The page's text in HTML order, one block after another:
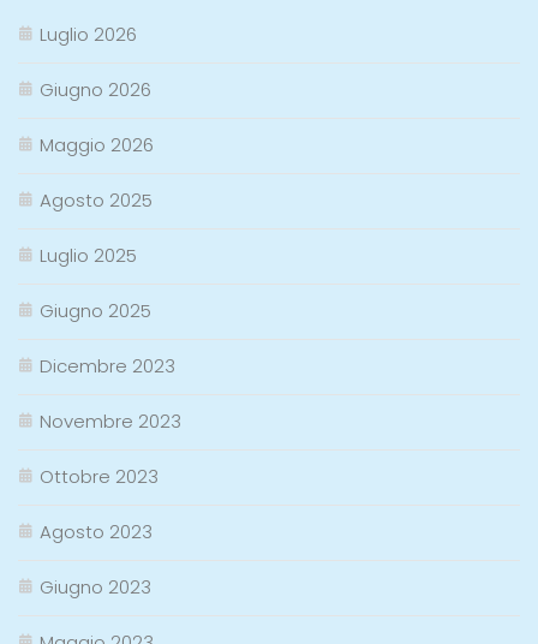
Luglio 2026
Giugno 2026
Maggio 2026
Agosto 2025
Luglio 2025
Giugno 2025
Dicembre 2023
Novembre 2023
Ottobre 2023
Agosto 2023
Giugno 2023